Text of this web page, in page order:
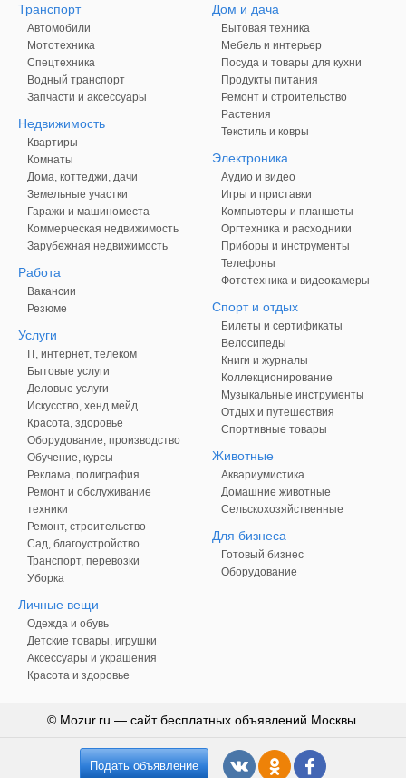
Транспорт
Автомобили
Мототехника
Спецтехника
Водный транспорт
Запчасти и аксессуары
Недвижимость
Квартиры
Комнаты
Дома, коттеджи, дачи
Земельные участки
Гаражи и машиноместа
Коммерческая недвижимость
Зарубежная недвижимость
Работа
Вакансии
Резюме
Услуги
IT, интернет, телеком
Бытовые услуги
Деловые услуги
Искусство, хенд мейд
Красота, здоровье
Оборудование, производство
Обучение, курсы
Реклама, полиграфия
Ремонт и обслуживание
техники
Ремонт, строительство
Сад, благоустройство
Транспорт, перевозки
Уборка
Личные вещи
Одежда и обувь
Детские товары, игрушки
Аксессуары и украшения
Красота и здоровье
Дом и дача
Бытовая техника
Мебель и интерьер
Посуда и товары для кухни
Продукты питания
Ремонт и строительство
Растения
Текстиль и ковры
Электроника
Аудио и видео
Игры и приставки
Компьютеры и планшеты
Оргтехника и расходники
Приборы и инструменты
Телефоны
Фототехника и видеокамеры
Спорт и отдых
Билеты и сертификаты
Велосипеды
Книги и журналы
Коллекционирование
Музыкальные инструменты
Отдых и путешествия
Спортивные товары
Животные
Аквариумистика
Домашние животные
Сельскохозяйственные
Для бизнеса
Готовый бизнес
Оборудование
© Mozur.ru — сайт бесплатных объявлений Москвы.
Подать объявление